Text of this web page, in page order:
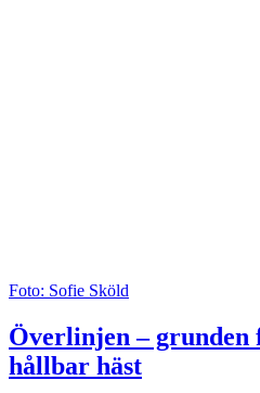
Foto: Sofie Sköld
Överlinjen – grunden
hållbar häst